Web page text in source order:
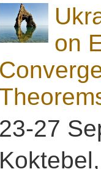
on
23-27